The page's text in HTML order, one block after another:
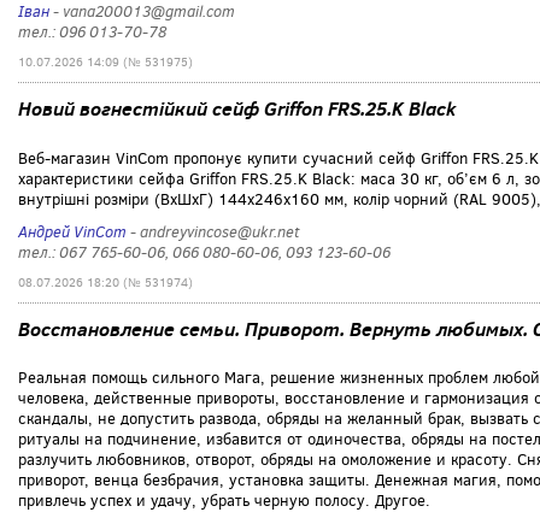
Іван- vana200013@gmail.com
тел.: 096 013-70-78
10.07.2026 14:09 (№ 531975)
Новий вогнестійкий сейф Griffon FRS.25.K Black
Веб-магазин VinCom пропонує купити сучасний сейф Griffon
характеристики сейфа Griffon FRS.25.K Black: маса 30 кг, об’єм 6 л,
внутрішні розміри (ВxШxГ) 144x246x160 мм, колір чорний (RAL
Андрей VinCom - andreyvincose@ukr.net
тел.: 067 765-60-06, 066 080-60-06, 093 123-60-06
08.07.2026 18:20 (№ 531974)
Восстановление семьи. Приворот. Вернуть любимых.
Реальная помощь сильного Мага, решение жизненных проблем
человека, действенные привороты, восстановление и гармонизация
скандалы, не допустить развода, обряды на желанный брак,
ритуалы на подчинение, избавится от одиночества, обряды на
разлучить любовников, отворот, обряды на омоложение и красоту.
приворот, венца безбрачия, установка защиты. Денежная магия,
привлечь успех и удачу, убрать черную полосу. Другое.